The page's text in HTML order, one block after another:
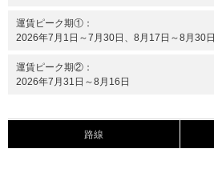
運賃ピーク期①
2026年7月1日～7月30日、8月17日～8月30日
運賃ピーク期②
2026年7月31日～8月16日
路線